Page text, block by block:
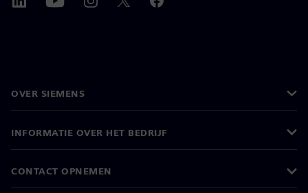
OVER SIEMENS
INFORMATIE OVER HET BEDRIJF
CONTACT OPNEMEN